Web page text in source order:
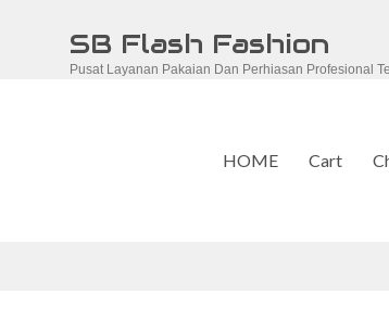
SB Flash Fashion
Pusat Layanan Pakaian Dan Perhiasan Profesional
HOME Cart